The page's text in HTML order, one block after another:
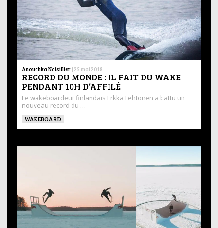
Anouchka Noisillier | 25 mai 2018
RECORD DU MONDE : IL FAIT DU WAKE
PENDANT 10H D’AFFILÉ
Le wakeboardeur finlandais Erkka Lehtonen a battu un
nouveau record du …
WAKEBOARD